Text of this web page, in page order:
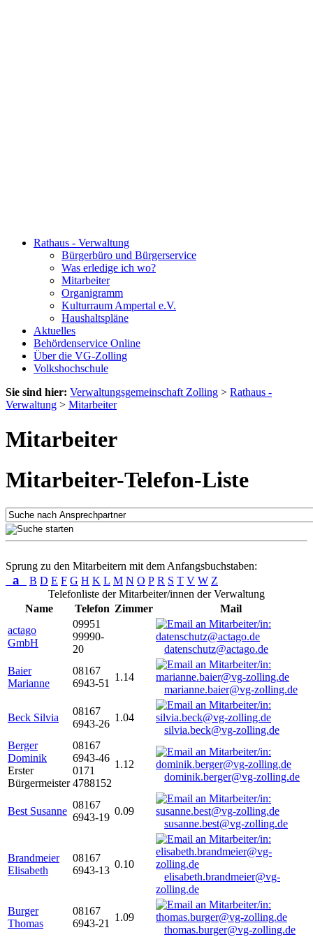
Rathaus - Verwaltung
Bürgerbüro und Bürgerservice
Was erledige ich wo?
Mitarbeiter
Organigramm
Kulturraum Ampertal e.V.
Haushaltspläne
Aktuelles
Behördenservice Online
Über die VG-Zolling
Volkshochschule
Sie sind hier: Verwaltungsgemeinschaft Zolling > Rathaus -
Verwaltung > Mitarbeiter
Mitarbeiter
Mitarbeiter-Telefon-Liste
Sprung zu den Mitarbeitern mit dem Anfangsbuchstaben:
a B D E F G H K L M N O P R S T V W Z
Telefonliste der Mitarbeiter/innen der Verwaltung
Name
Telefon Zimmer
Mail
actago
GmbH
09951
99990-
20
datenschutz@actago.de
Baier
Marianne
08167
6943-51
1.14
marianne.baier@vg-zolling.de
Beck Silvia
08167
6943-26
1.04
silvia.beck@vg-zolling.de
Berger
Dominik
Erster
Bürgermeister
08167
6943-46
0171
4788152
1.12
dominik.berger@vg-zolling.de
Best Susanne
08167
6943-19
0.09
susanne.best@vg-zolling.de
Brandmeier
Elisabeth
08167
6943-13
0.10
elisabeth.brandmeier@vg-
zolling.de
Burger
Thomas
08167
6943-21
1.09
thomas.burger@vg-zolling.de